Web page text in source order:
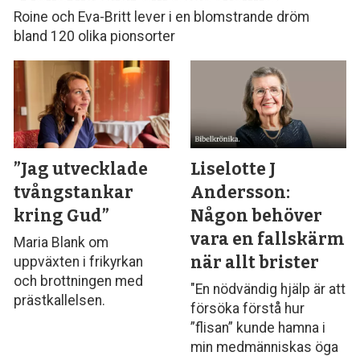
Roine och Eva-Britt lever i en blomstrande dröm
bland 120 olika pionsorter
”Jag utvecklade
tvångstankar
kring Gud”
Maria Blank om
uppväxten i frikyrkan
och brottningen med
prästkallelsen.
Liselotte J
Andersson:
Någon behöver
vara en fallskärm
när allt brister
"En nödvändig hjälp är att
försöka förstå hur
”flisan” kunde hamna i
min medmänniskas öga